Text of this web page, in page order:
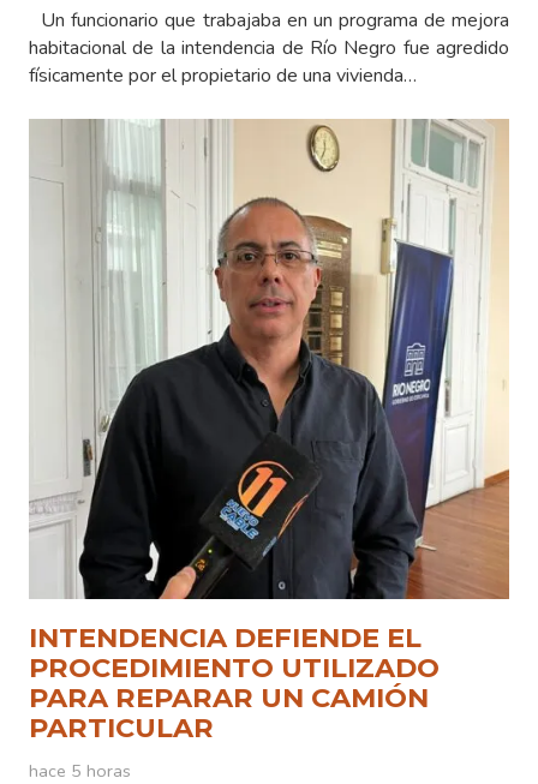
Un funcionario que trabajaba en un programa de mejora
habitacional de la intendencia de Río Negro fue agredido
físicamente por el propietario de una vivienda…
INTENDENCIA DEFIENDE EL
PROCEDIMIENTO UTILIZADO
PARA REPARAR UN CAMIÓN
PARTICULAR
hace 5 horas